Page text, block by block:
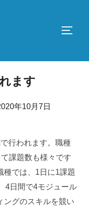
ます
年10月7日
行われます。職種
課題数も様々です
種では、1日に1課題
4日間で4モジュール
ングのスキルを競い